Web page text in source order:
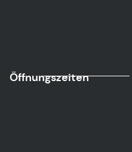
Öffnungszeiten